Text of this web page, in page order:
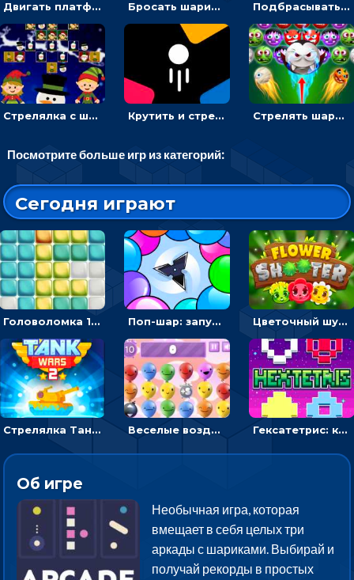
Двигать платформу и отбивать мячики или ловить бонусы Бросать шарики, чтобы выбивать блоки с цифрами Подбрасывать мяч, чтобы провести через цветную преграду
Стрелялка с шариками по рождественским эльфам Крутить и стрелять по фигурам с цифрами - стрелялка шариками Стрелять шариками-монстрами и выбивать конфеты
Посмотрите больше игр из категорий:
Сегодня играют
Головоломка 10х10 Поп-шар: запускать колючку, чтобы лопать воздушные шарики Цветочный шутер: стрелять пчелками по цветам
Стрелялка Танковые войны: бить по танку врага, чтобы уничтожить зло Веселые воздушные шары: соедини одноцветные в линию Гексатетрис: кидать блок, чтобы складывать три в ряд - головоломка
Об игре
Необычная игра, которая
вмещает в себя целых три
аркады с шариками. Выбирай и
получай рекорды в простых